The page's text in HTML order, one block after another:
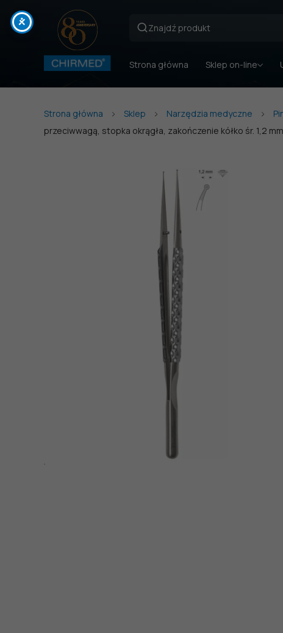
Strona główna Sklep on-line
Strona główna Sklep Narzędzia medyczne
przeciwwagą, stopka okrągła, zakończenie kółko śr. 1,2